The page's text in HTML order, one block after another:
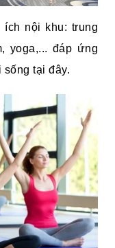
nội khu: trung
yoga,... đáp ứng
sống tại đây.